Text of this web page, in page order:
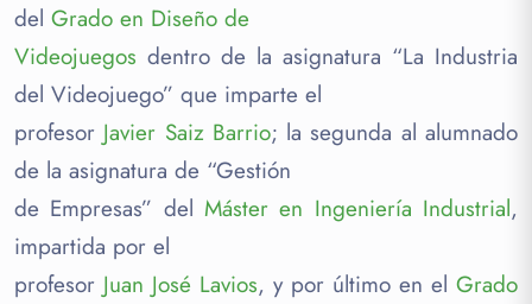
del Grado en Diseño de
Videojuegos dentro de la asignatura “La Industria
del Videojuego” que imparte el
profesor Javier Saiz Barrio; la segunda al alumnado
de la asignatura de “Gestión
de Empresas” del Máster en Ingeniería Industrial,
impartida por el
profesor Juan José Lavios, y por último en el Grado